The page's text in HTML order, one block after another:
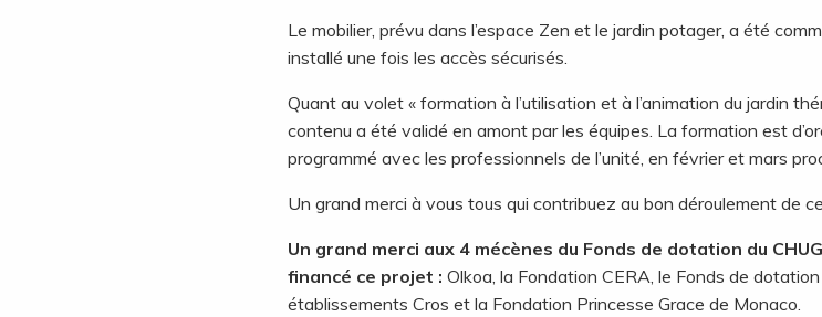
Le mobilier, prévu dans l’espace Zen et le jardin potager, a été
installé une fois les accès sécurisés.
Quant au volet « formation à l’utilisation et à l’animation du jardin
contenu a été validé en amont par les équipes. La formation est
programmé avec les professionnels de l’unité, en février et mars
Un grand merci à vous tous qui contribuez au bon déroulement de
Un grand merci aux 4 mécènes du Fonds de dotation du
financé ce projet : Olkoa, la Fondation CERA, le Fonds de
établissements Cros et la Fondation Princesse Grace de Monaco.